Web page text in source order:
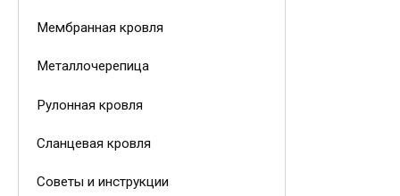
Мембранная кровля
Металлочерепица
Рулонная кровля
Сланцевая кровля
Советы и инструкции